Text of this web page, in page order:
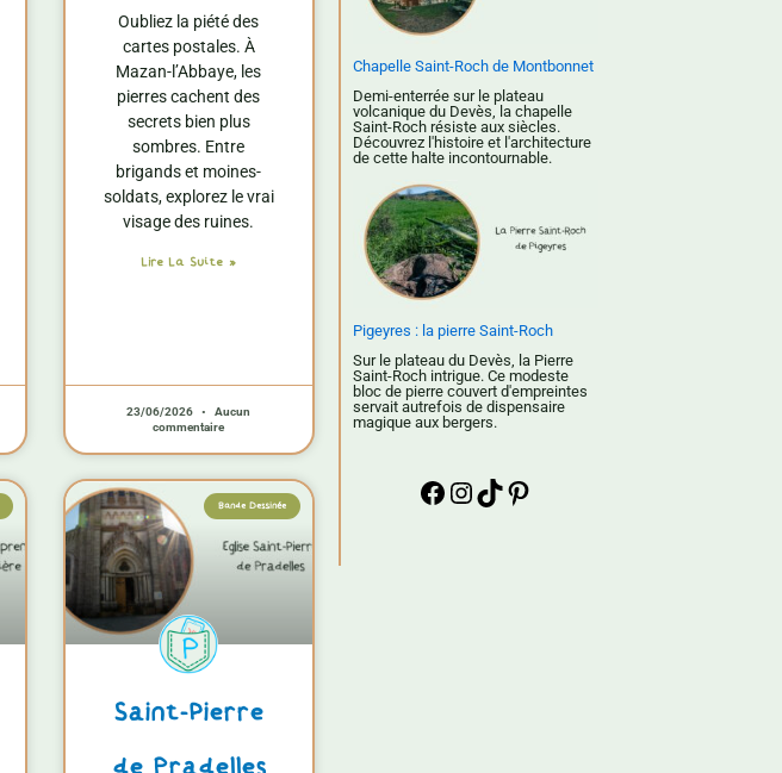
Oubliez la piété des
cartes postales. À
Mazan-l’Abbaye, les
pierres cachent des
secrets bien plus
sombres. Entre
brigands et moines-
soldats, explorez le vrai
visage des ruines.
Lire La Suite »
23/06/2026
Aucun
commentaire
Bande Dessinée
Saint-Pierre
Chapelle Saint-Roch de Montbonnet
Demi-enterrée sur le plateau
volcanique du Devès, la chapelle
Saint-Roch résiste aux siècles.
Découvrez l'histoire et l'architecture
de cette halte incontournable.
Pigeyres : la pierre Saint-Roch
Sur le plateau du Devès, la Pierre
Saint-Roch intrigue. Ce modeste
bloc de pierre couvert d'empreintes
servait autrefois de dispensaire
magique aux bergers.